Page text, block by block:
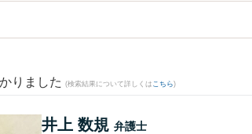
りました (検索結果について詳しくは こちら)
井上 数規 弁護士